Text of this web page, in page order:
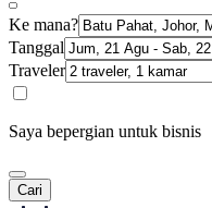
Ke mana?
Tanggal
Traveler
Saya bepergian untuk bisnis
Cari